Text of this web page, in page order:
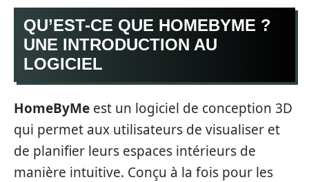
QU’EST-CE QUE HOMEBYME ?
UNE INTRODUCTION AU
LOGICIEL
HomeByMe est un logiciel de conception 3D
qui permet aux utilisateurs de visualiser et
de planifier leurs espaces intérieurs de
manière intuitive. Conçu à la fois pour les